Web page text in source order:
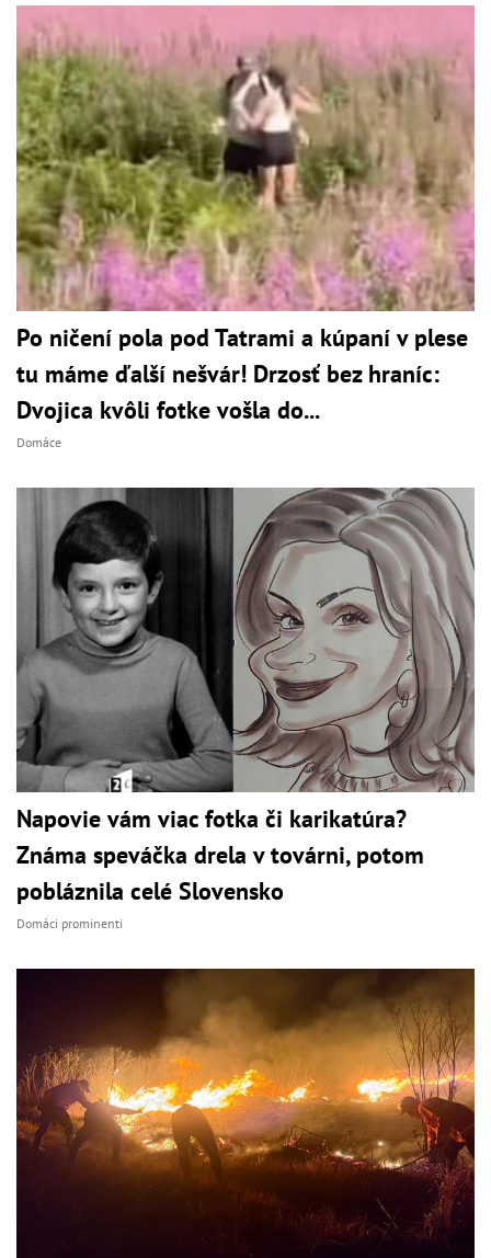
Po ničení pola pod Tatrami a kúpaní v plese
tu máme ďalší nešvár! Drzosť bez hraníc:
Dvojica kvôli fotke vošla do...
Domáce
Napovie vám viac fotka či karikatúra?
Známa speváčka drela v továrni, potom
pobláznila celé Slovensko
Domáci prominenti